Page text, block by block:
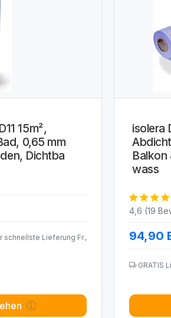
15m²,
0,65 mm
Dichtba
schnellste Lieferung Fr.,
isolera
Balkon
wass
4,6 (19
94,90
GRATIS